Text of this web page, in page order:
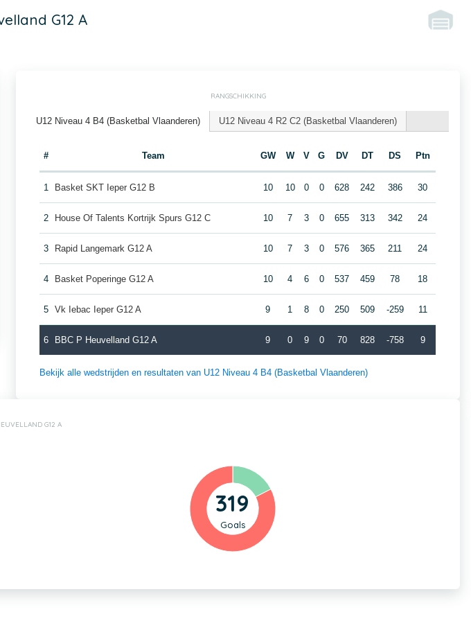
G12 A
RANGSCHIKKING
U12 Niveau 4 B4 (Basketbal Vlaanderen) U12 Niveau 4 R2 C2 (Basketbal Vlaanderen)
# Team GW W V G DV DT DS Ptn
1 Basket SKT Ieper G12 B 10 10 0 0 628 242 386 30
2 House Of Talents Kortrijk Spurs G12 C 10 7 3 0 655 313 342 24
3 Rapid Langemark G12 A 10 7 3 0 576 365 211 24
4 Basket Poperinge G12 A 10 4 6 0 537 459 78 18
5 Vk Iebac Ieper G12 A 9 1 8 0 250 509 -259 11
6 BBC P Heuvelland G12 A 9 0 9 0 70 828 -758 9
Bekijk alle wedstrijden en resultaten van U12 Niveau 4 B4 (Basketbal Vlaanderen)
G12 A
319
Goals